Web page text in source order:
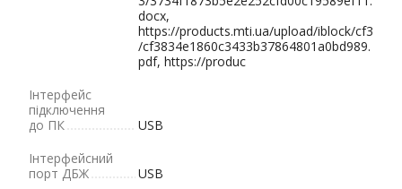
docx,
https://products.mti.ua/upload/iblock/cf3
/cf3834e1860c3433b37864801a0bd989.
pdf, https://produc
Інтерфейс
підключення
до ПК
USB
Інтерфейсний
порт ДБЖ
USB